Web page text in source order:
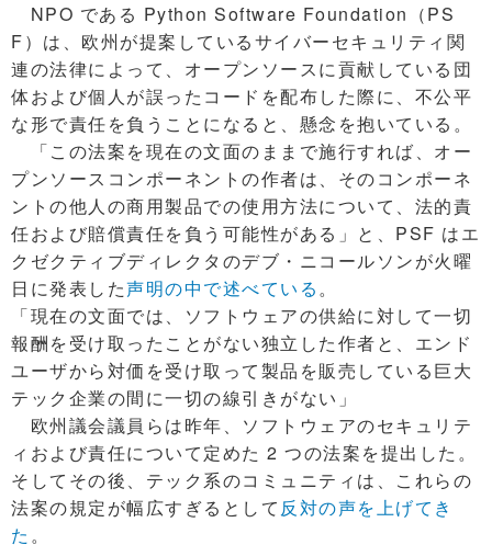
NPO である Python Software Foundation（PS
F）は、欧州が提案しているサイバーセキュリティ関
連の法律によって、オープンソースに貢献している団
体および個人が誤ったコードを配布した際に、不公平
な形で責任を負うことになると、懸念を抱いている。
「この法案を現在の文面のままで施行すれば、オー
プンソースコンポーネントの作者は、そのコンポーネ
ントの他人の商用製品での使用方法について、法的責
任および賠償責任を負う可能性がある」と、PSF はエ
クゼクティブディレクタのデブ・ニコールソンが火曜
日に発表した声明の中で述べている。
「現在の文面では、ソフトウェアの供給に対して一切
報酬を受け取ったことがない独立した作者と、エンド
ユーザから対価を受け取って製品を販売している巨大
テック企業の間に一切の線引きがない」
欧州議会議員らは昨年、ソフトウェアのセキュリテ
ィおよび責任について定めた 2 つの法案を提出した。
そしてその後、テック系のコミュニティは、これらの
法案の規定が幅広すぎるとして反対の声を上げてき
た 。